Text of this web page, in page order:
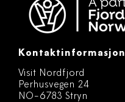
Kontaktinformasjon
Visit Nordfjord
Perhusvegen 24
NO-6783 Stryn